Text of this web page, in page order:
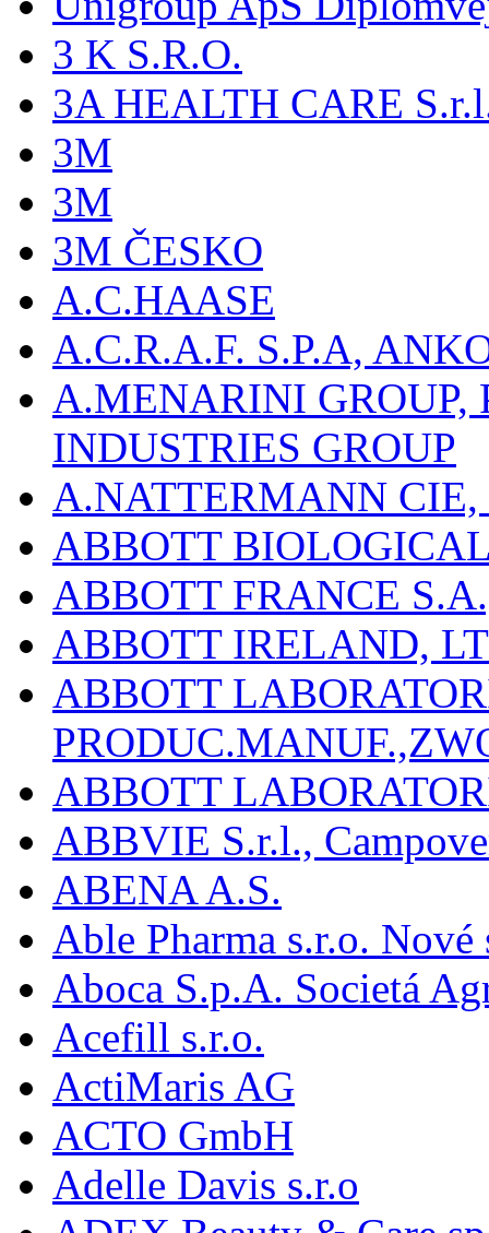
3 K S.R.O.
3A HEALTH CARE
3M
3M
3M ČESKO
A.C.HAASE
A.C.R.A.F. S.P.A,
A.MENARINI
INDUSTRIES GROUP
A.NATTERMANN
ABBOTT
ABBOTT FRANCE
ABBOTT IRELAND,
ABBOTT
ABBOTT
ABBVIE S.r.l.,
ABENA A.S.
Able Pharma s.r.o.
Aboca S.p.A. Societá
Acefill s.r.o.
ActiMaris AG
ACTO GmbH
Adelle Davis s.r.o